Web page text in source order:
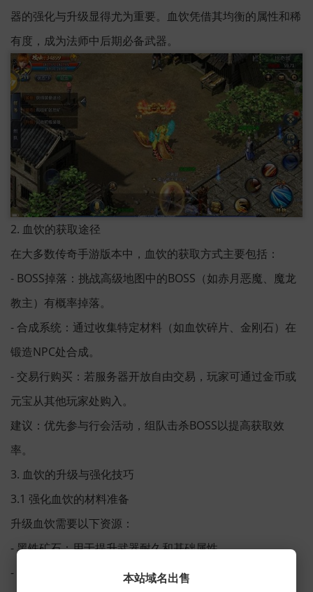
器的强化与升级显得尤为重要。血饮凭借其均衡的属性和稀
有度，成为法师中后期必备武器。
2. 血饮的获取途径
在大多数传奇手游版本中，血饮的获取方式主要包括：
- BOSS掉落：挑战高级地图中的BOSS（如赤月恶魔、魔龙
教主）有概率掉落。
- 合成系统：通过收集特定材料（如血饮碎片、金刚石）在
锻造NPC处合成。
- 交易行购买：若服务器开放自由交易，玩家可通过金币或
元宝从其他玩家处购入。
建议：优先参与行会活动，组队击杀BOSS以提高获取效
率。
3. 血饮的升级与强化技巧
3.1 强化血饮的材料准备
升级血饮需要以下资源：
- 黑铁矿石：用于提升武器耐久和基础属性。
- 祝福油：增加武器幸运值，提高输出稳定性。
本站域名出售